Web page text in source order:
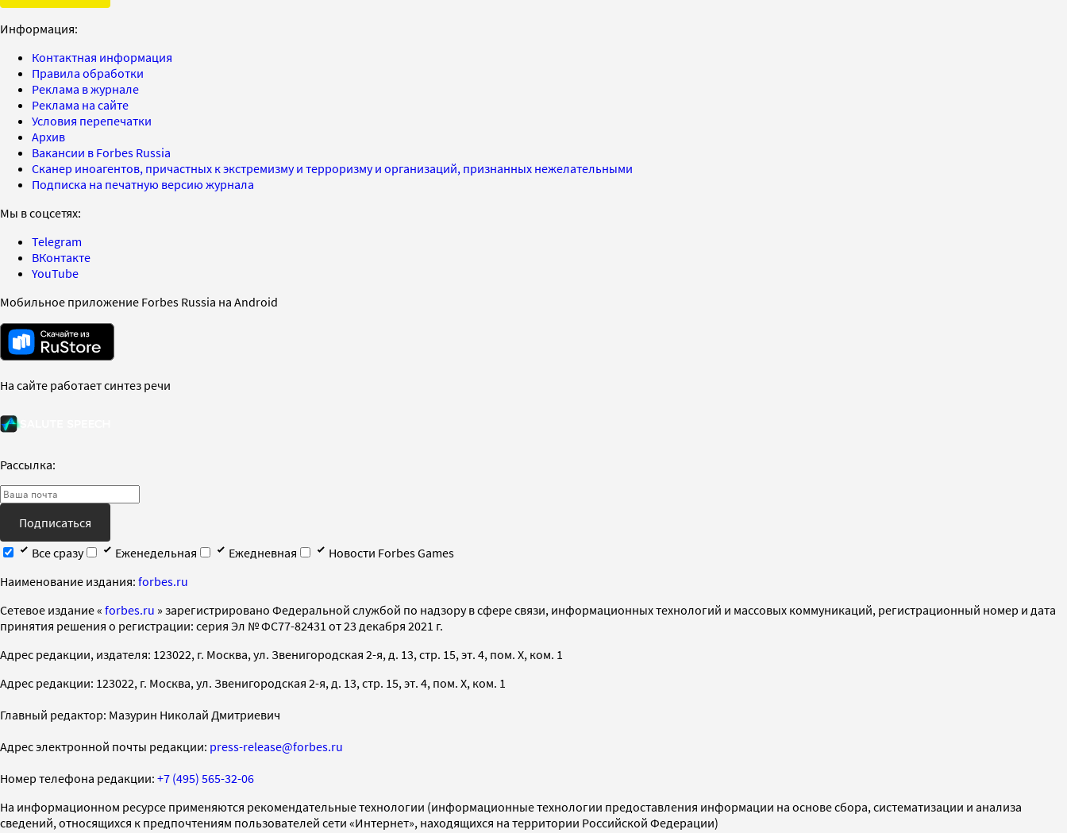
Информация:
Контактная информация
Правила обработки
Реклама в журнале
Реклама на сайте
Условия перепечатки
Архив
Вакансии в Forbes Russia
Сканер иноагентов, причастных к экстремизму и терроризму и организаций, признанных нежелательными
Подписка на печатную версию журнала
Мы в соцсетях:
Telegram
ВКонтакте
YouTube
Мобильное приложение Forbes Russia на Android
На сайте работает синтез речи
Рассылка:
Подписаться
Все сразу
Еженедельная Ежедневная
Новости Forbes Games
Наименование издания: forbes.ru
Cетевое издание « forbes.ru » зарегистрировано Федеральной службой по надзору в сфере связи, информационных технологий и массовых коммуникаций, регистрационный номер и дата
принятия решения о регистрации: серия Эл № ФС77-82431 от 23 декабря 2021 г.
Адрес редакции, издателя: 123022, г. Москва, ул. Звенигородская 2-я, д. 13, стр. 15, эт. 4, пом. X, ком. 1
Адрес редакции: 123022, г. Москва, ул. Звенигородская 2-я, д. 13, стр. 15, эт. 4, пом. X, ком. 1
Главный редактор: Мазурин Николай Дмитриевич
Адрес электронной почты редакции: press-release@forbes.ru
Номер телефона редакции: +7 (495) 565-32-06
На информационном ресурсе применяются рекомендательные технологии (информационные технологии предоставления информации на основе сбора, систематизации и анализа
сведений, относящихся к предпочтениям пользователей сети «Интернет», находящихся на территории Российской Федерации)